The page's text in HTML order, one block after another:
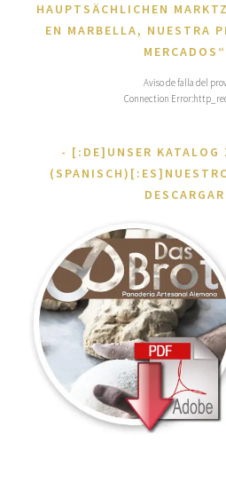
HAUPTSÄCHLICHEN
EN MARBELLA, NUESTRA
Aviso de falla del
Connection
[:DE]UNSER KATALOG